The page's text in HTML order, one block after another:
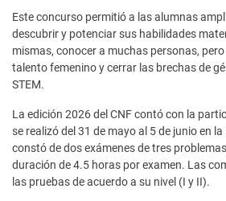
Este concurso permitió a las alumnas
descubrir y potenciar sus habilidades
mismas, conocer a muchas personas,
talento femenino y cerrar las brechas de
STEM.
La edición 2026 del CNF contó con la
se realizó del 31 de mayo al 5 de junio en la
constó de dos exámenes de tres
duración de 4.5 horas por examen. Las
las pruebas de acuerdo a su nivel (I y II).